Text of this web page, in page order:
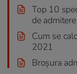
Top 10
de
Cum se
2021
Broșura